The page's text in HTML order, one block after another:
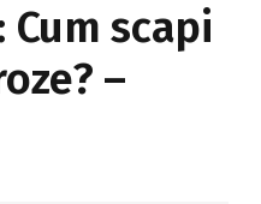
scapi
–